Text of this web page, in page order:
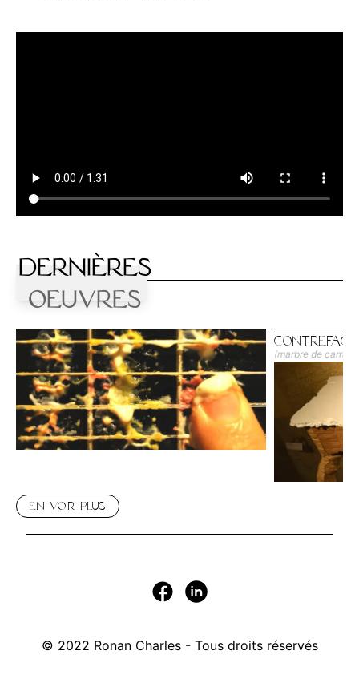
Dernières
Oeuvres
(marbre de
En Voir Plus
© 2022 Ronan Charles - Tous droits réservés